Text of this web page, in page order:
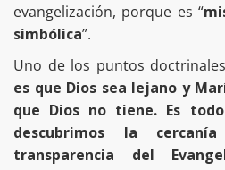
evangelización, porque es “
simbólica”.
Uno de los puntos
es que Dios sea lejano y
que Dios no tiene. Es
descubrimos la
transparencia del